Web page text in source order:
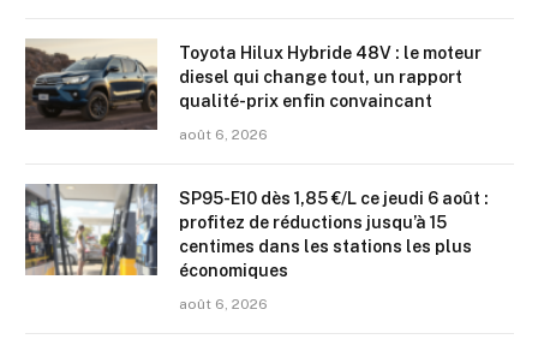
Toyota Hilux Hybride 48V : le moteur
diesel qui change tout, un rapport
qualité-prix enfin convaincant
août 6, 2026
SP95-E10 dès 1,85 €/L ce jeudi 6 août :
profitez de réductions jusqu’à 15
centimes dans les stations les plus
économiques
août 6, 2026